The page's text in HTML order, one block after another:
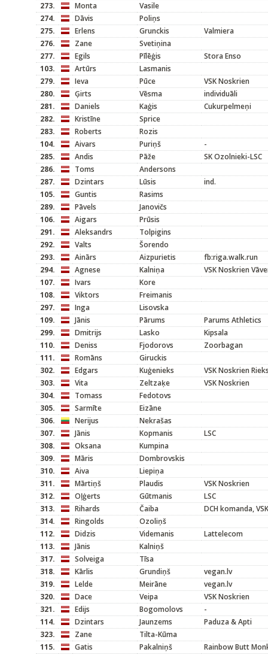
273.
Monta
Vasile
274.
Dāvis
Poliņs
275.
Erlens Grunckis
Valmiera
276.
Zane
Svetiņina
277.
Egils Pīlēģis
Stora Enso
103.
Artūrs
Lasmanis
279.
Ieva Pūce
VSK Noskrien
280.
Ģirts Vēsma
individuāli
281.
Daniels Kaģis
Cukurpelmeņi
282.
Kristīne
Sprice
283.
Roberts
Rozis
104.
Aivars Puriņš
-
285.
Andis Pāže
SK Ozolnieki-LSC
286.
Toms
Andersons
287.
Dzintars Lūsis
ind.
105.
Guntis
Rasims
289.
Pāvels
Janovičs
106.
Aigars
Prūsis
291.
Aleksandrs
Tolpigins
292.
Valts
Šorendo
293.
Ainārs Aizpurietis
fb:riga.walk.run
294.
Agnese Kalniņa
VSK Noskrien
107.
Ivars
Kore
108.
Viktors
Freimanis
297.
Inga
Lisovska
109.
Jānis Pārums
Parums Athletics
299.
Dmitrijs Lasko
Kipsala
110.
Deniss Fjodorovs
Zoorbagan
111.
Romāns
Giruckis
302.
Edgars Kuģenieks
VSK Noskrien
303.
Vita Zeltzaķe
VSK Noskrien
304.
Tomass
Fedotovs
305.
Sarmīte
Eizāne
306.
Nerijus
Nekrašas
307.
Jānis Kopmanis
LSC
308.
Oksana
Kumpina
309.
Māris
Dombrovskis
310.
Aiva
Liepiņa
311.
Mārtiņš Plaudis
VSK Noskrien
312.
Oļģerts Gūtmanis
LSC
313.
Rihards Čaiba
DCH komanda,
314.
Ringolds
Ozoliņš
112.
Didzis Videmanis
Lattelecom
113.
Jānis
Kalniņš
317.
Solveiga
Tīsa
318.
Kārlis Grundiņš
vegan.lv
319.
Lelde Meirāne
vegan.lv
320.
Dace Veipa
VSK Noskrien
321.
Edijs Bogomolovs
-
114.
Dzintars Jaunzems
Paduza & Apti
323.
Zane
Tilta-Kūma
115.
Gatis Pakalniņš
Rainbow Butt